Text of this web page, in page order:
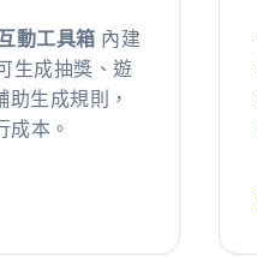
互動工具箱 內建
生成抽獎、遊
助生成規則，
成本。